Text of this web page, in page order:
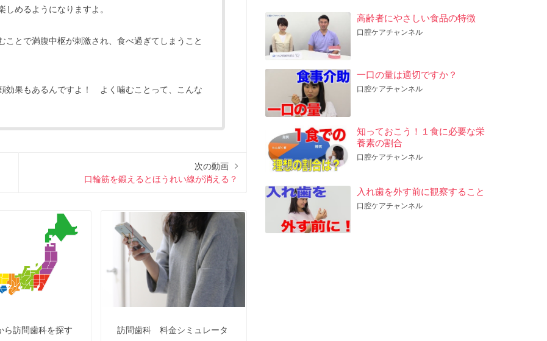
めるようになりますよ。
とで満腹中枢が刺激され、食べ過ぎてしまうこと
効果もあるんですよ！ よく噛むことって、こんな
次の動画
口輪筋を鍛えるとほうれい線が消える？
ら訪問歯科を探す
訪問歯科 料金シミュレータ
高齢者にやさしい食品の特徴
口腔ケアチャンネル
一口の量は適切ですか？
口腔ケアチャンネル
知っておこう！１食に必要な栄
養素の割合
口腔ケアチャンネル
入れ歯を外す前に観察すること
口腔ケアチャンネル